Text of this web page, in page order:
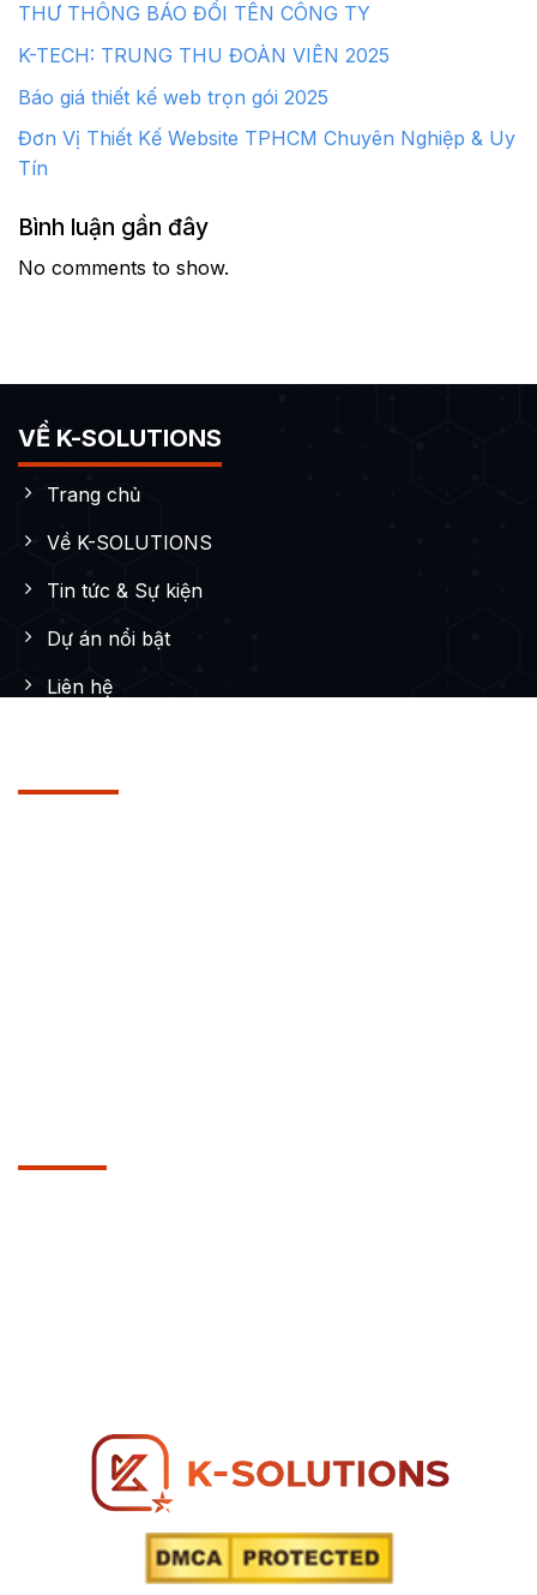
THƯ THÔNG BÁO ĐỔI TÊN CÔNG TY
K-TECH: TRUNG THU ĐOÀN VIÊN 2025
Báo giá thiết kế web trọn gói 2025
Đơn Vị Thiết Kế Website TPHCM Chuyên Nghiệp & Uy
Tín
Bình luận gần đây
No comments to show.
VỀ K-SOLUTIONS
Trang chủ
Về K-SOLUTIONS
Tin tức & Sự kiện
Dự án nổi bật
Liên hệ